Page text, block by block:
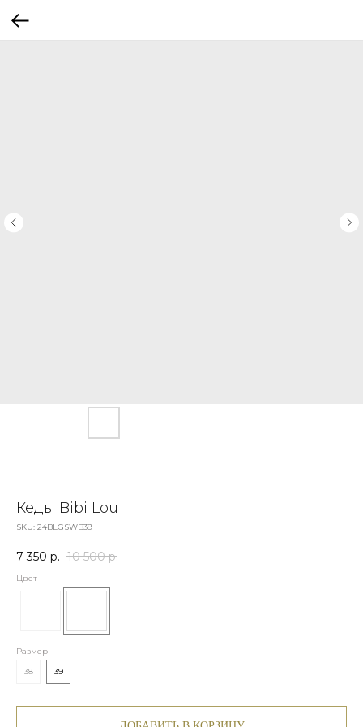
Кеды Bibi Lou
SKU: 24BLGSWB39
7 350 р. 10 500 р.
Цвет
Размер
38
39